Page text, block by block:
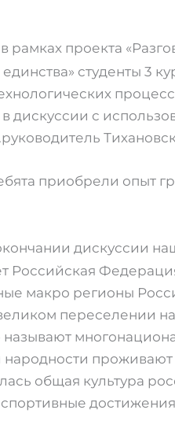
рамках проекта
студенты 3
дискуссии с
приобрели опыт
дискуссии
Российская
макро регионы
переселении
народности
общая культура